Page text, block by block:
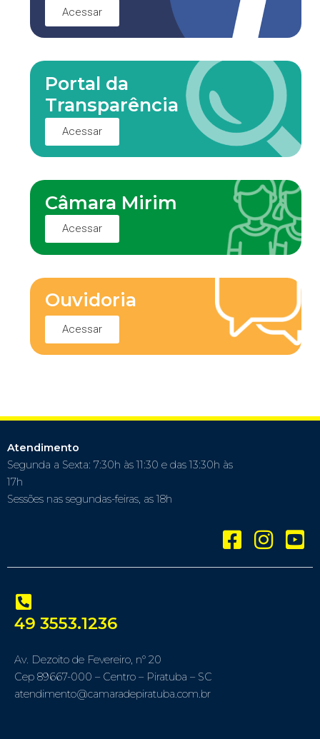
Acessar
Portal da
Transparência
Acessar
Câmara Mirim
Acessar
Ouvidoria
Acessar
Atendimento
Segunda a Sexta: 7:30h às 11:30 e das 13:30h às
17h
Sessões nas segundas-feiras, as 18h
49 3553.1236
Av. Dezoito de Fevereiro, nº 20
Cep 89667-000 – Centro – Piratuba – SC
atendimento@camaradepiratuba.com.br